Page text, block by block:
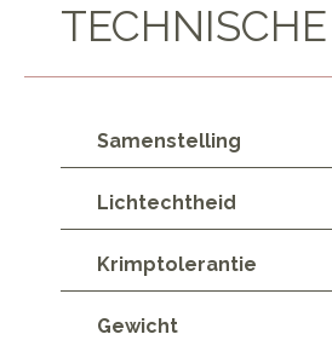
Samenstelling
Lichtechtheid
Krimptolerantie
Gewicht